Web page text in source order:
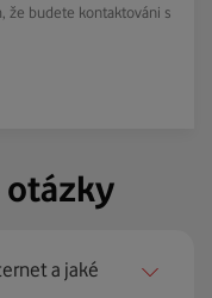
že budete kontaktováni s
otázky
a jaké